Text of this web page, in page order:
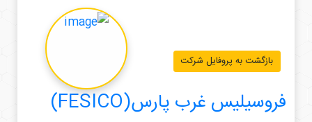
بازگشت به پروفایل شرکت
فروسیلیس غرب پارس(FESICO)